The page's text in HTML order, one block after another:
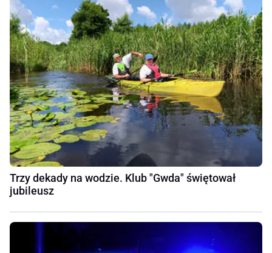
Trzy dekady na wodzie. Klub "Gwda" świętował
jubileusz